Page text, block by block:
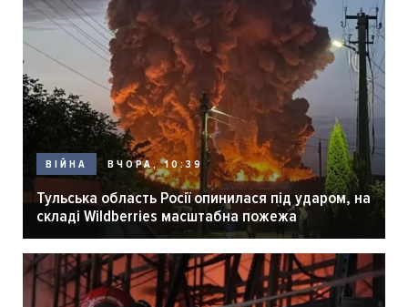
ВІЙНА ВЧОРА, 10:39
Тульська область Росії опинилася під ударом, на
складі Wildberries масштабна пожежа